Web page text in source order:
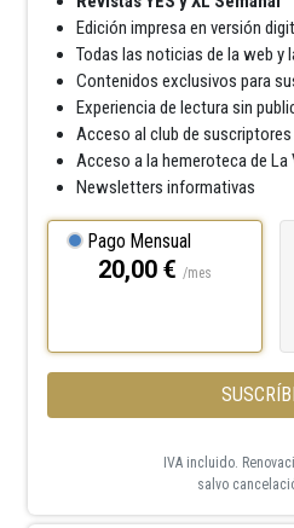
Edición impresa en versión
Todas las noticias de la web y
Contenidos exclusivos para
Experiencia de lectura sin
Acceso al club de suscriptores
Acceso a la hemeroteca de La
Newsletters informativas
Pago Mensual
20,00 € /mes
IVA incluido.
salvo